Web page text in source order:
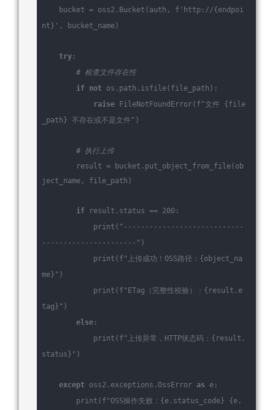
bucket = oss2.Bucket(auth, f'http://{endpoi
nt} ' , bucket_name)
try :
# 检查文件存在性
if not os.path.isfile(file_path):
raise FileNotFoundError( f "文件 {file
_path} 不存在或不是文件" )
# 执行上传
result = bucket.put_object_from_file(ob
ject_name, file_path)
if result.status == 200 :
print( "----------------------------
----------------------" )
print( f "上传成功！OSS路径： {object_na
me} " )
print( f "ETag（完整性校验）： {result.e
tag} " )
else :
print( f "上传异常，HTTP状态码： {result.
status} " )
except oss2.exceptions.OssError as e:
print( f "OSS操作失败： {e.status_code} {e.